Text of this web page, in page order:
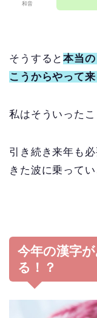
和音
そうすると本当
こうからやって来
私はそういった
引き続き来年も
きた波に乗って
今年の漢字
る！？